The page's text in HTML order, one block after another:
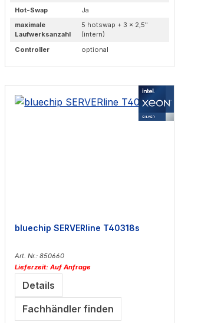
Hot-Swap
Ja
maximale
Laufwerksanzahl
5 hotswap + 3 × 2,5"
(intern)
Controller
optional
bluechip SERVERline T40318s
Art. Nr.: 850660
Lieferzeit: Auf Anfrage
Details
Fachhändler finden